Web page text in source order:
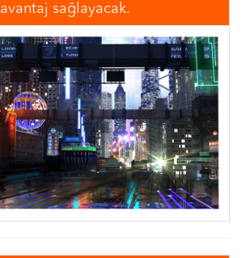
avantaj sağlayacak.